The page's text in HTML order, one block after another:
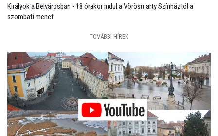
Királyok a Belvárosban - 18 órakor indul a Vörösmarty Színháztól a
szombati menet
TOVÁBBI HÍREK